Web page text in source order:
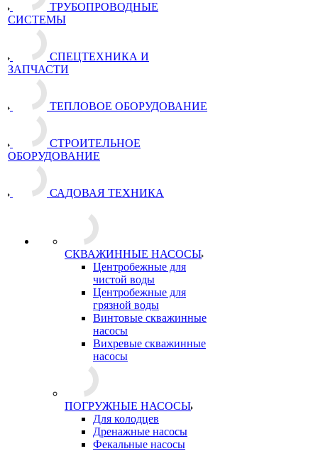
ТРУБОПРОВОДНЫЕ
СИСТЕМЫ
СПЕЦТЕХНИКА И
ЗАПЧАСТИ
ТЕПЛОВОЕ ОБОРУДОВАНИЕ
СТРОИТЕЛЬНОЕ
ОБОРУДОВАНИЕ
САДОВАЯ ТЕХНИКА
СКВАЖИННЫЕ НАСОСЫ
Центробежные для
чистой воды
Центробежные для
грязной воды
Винтовые скважинные
насосы
Вихревые скважинные
насосы
ПОГРУЖНЫЕ НАСОСЫ
Для колодцев
Дренажные насосы
Фекальные насосы